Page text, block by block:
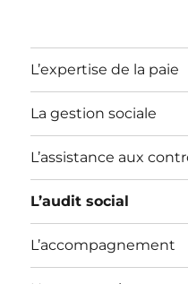
L’expertise de la paie
La gestion sociale
L’assistance aux
L’audit social
L’accompagnement